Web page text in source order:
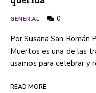
GENERAL 0
Por Susana San Román
Muertos es una de las
usamos para celebrar y
READ MORE